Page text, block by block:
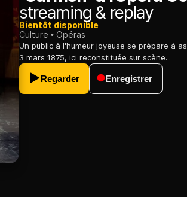
streaming & replay
Bientôt disponible
Culture
Opéras
Un public à l'humeur joyeuse se prépare à
3 mars 1875, ici reconstituée sur scène...
Regarder Enregistrer